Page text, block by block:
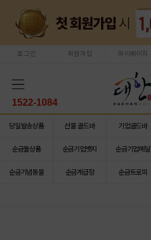
로그인 회원가입 마이페이지
1522-1084
당일발송상품 선물 골드바 기업골드바
순금돌상품 순금기업뱃지 순금기업메달
순금기념동물 순금계급장 순금트로피